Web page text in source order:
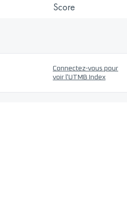
Score
Connectez-vous pour
voir l'UTMB Index